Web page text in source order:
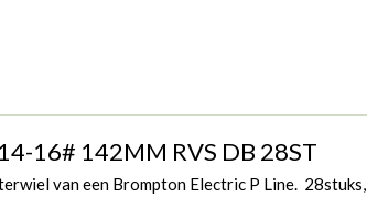
16# 142MM RVS DB 28ST
van een Brompton Electric P Line. 28stuks,